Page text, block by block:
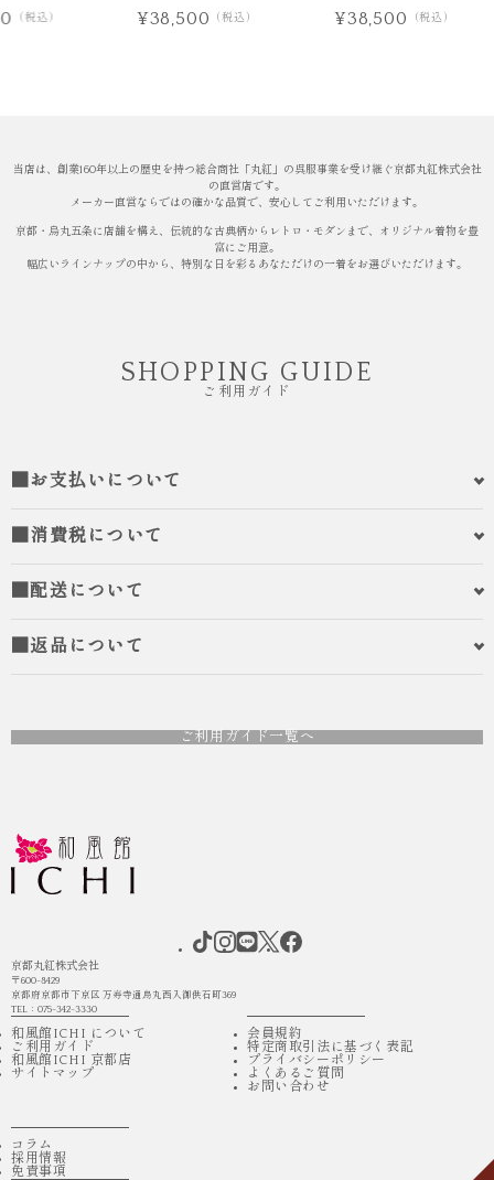
（税込） ¥38,500 （税込） ¥38,500 （税込）
当店は、創業160年以上の歴史を持つ総合商社「丸紅」の呉服事業を受け継ぐ京都丸紅株式会社
の直営店です。
メーカー直営ならではの確かな品質で、安心してご利用いただけます。
京都・烏丸五条に店舗を構え、伝統的な古典柄からレトロ・モダンまで、オリジナル着物を豊
富にご用意。
幅広いラインナップの中から、特別な日を彩るあなただけの一着をお選びいただけます。
SHOPPING GUIDE
ご利用ガイド
■お支払いについて
■消費税について
■配送について
■返品について
ご利用ガイド一覧へ
京都丸紅株式会社
〒600-8429
京都府京都市下京区 万寿寺通烏丸西入御供石町369
TEL：075-342-3330
和風館ICHI について
ご利用ガイド
和風館ICHI 京都店
サイトマップ
会員規約
特定商取引法に基づく表記
プライバシーポリシー
よくあるご質問
お問い合わせ
コラム
採用情報
免責事項